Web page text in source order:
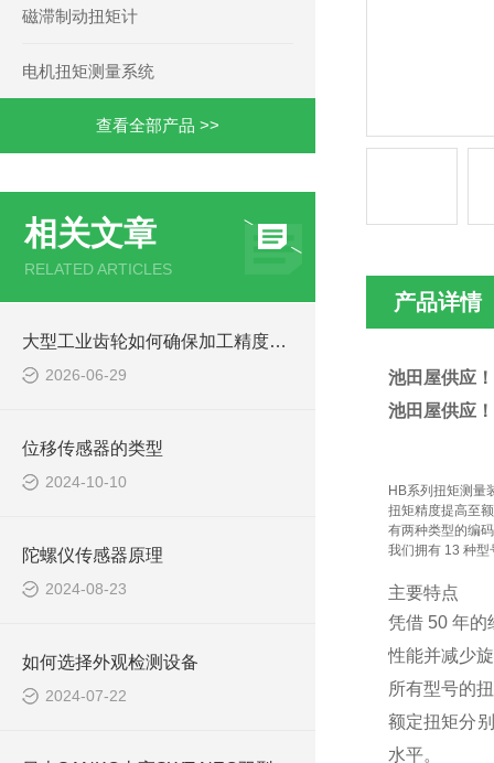
磁滞制动扭矩计
电机扭矩测量系统
查看全部产品 >>
相关文章
RELATED ARTICLES
大型工业齿轮如何确保加工精度？东京技术TTi-800R/1000R全自动测量仪解析
2026-06-29
位移传感器的类型
2024-10-10
陀螺仪传感器原理
2024-08-23
如何选择外观检测设备
2024-07-22
产品详情
池田屋供应
池田屋供应
HB系列扭矩测量
扭矩精度提高至
有两种类型的编
我们拥有 13 种型
主要特点
凭借 50 年的
性能并减少
所有型号的
额定扭矩分
水平。